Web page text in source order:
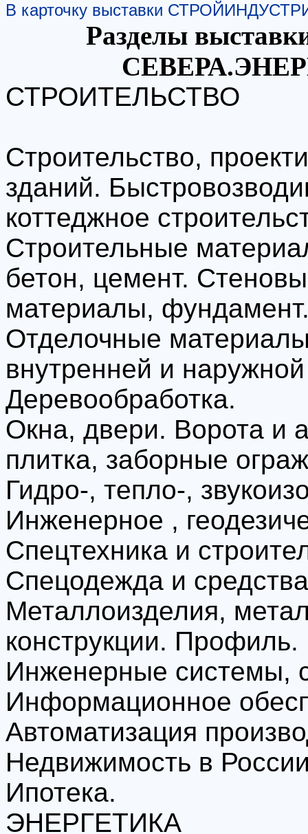
В карточку выставки
Разделы
СТРОИТЕЛЬСТВО
Строительство,
зданий.
коттеджное
Строительные
бетон, цемент.
материалы,
Отделочные
внутренней и
Деревообработка.
Окна, двери. Ворота и
плитка, заборные
Гидро-, тепло-,
Инженерное ,
Спецтехника и
Спецодежда и
Металлоизделия,
конструкции. Профиль.
Инженерные системы,
Информационное
Автоматизация
Недвижимость в
Ипотека.
ЭНЕРГЕТИКА